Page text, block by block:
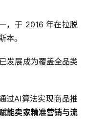
，于 2016 年在拉脱
本。
发展成为覆盖全品类
过AI算法实现商品推
赋能卖家精准营销与流